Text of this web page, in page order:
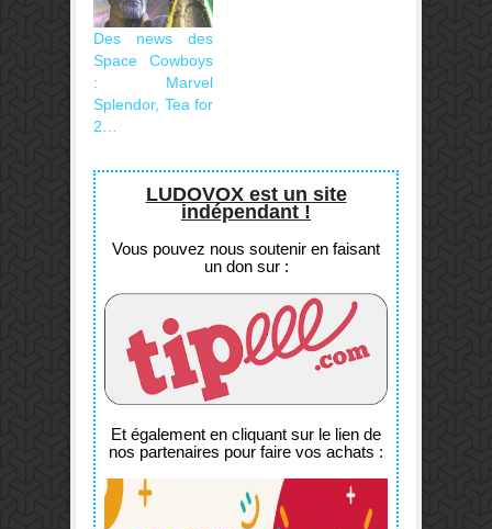
Des news des
Space Cowboys
: Marvel
Splendor, Tea for
2…
LUDOVOX est un site
indépendant !
Vous pouvez nous soutenir en faisant
un don sur :
Et également en cliquant sur le lien de
nos partenaires pour faire vos achats :